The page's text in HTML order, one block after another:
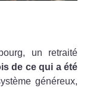
un retraité
de ce qui a été
généreux,